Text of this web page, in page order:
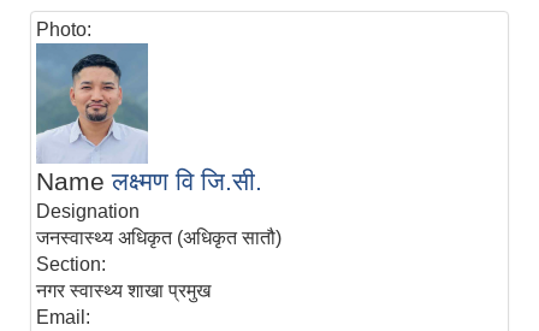
Photo:
Name लक्ष्मण वि जि.सी.
Designation
जनस्वास्थ्य अधिकृत (अधिकृत सातौ)
Section:
नगर स्वास्थ्य शाखा प्रमुख
Email: